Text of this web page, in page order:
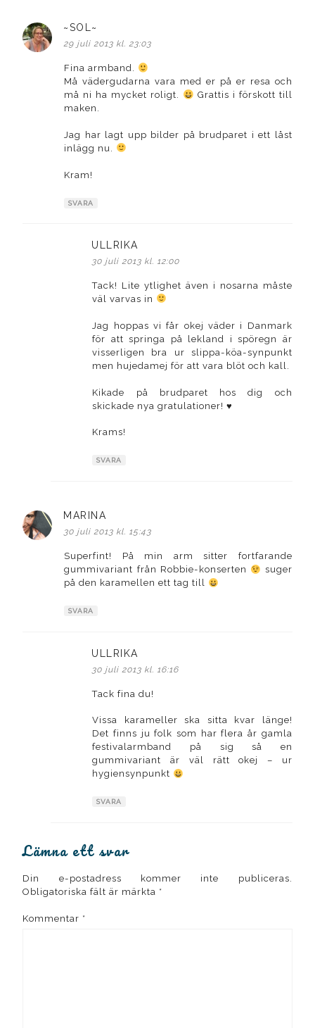
~SOL~
29 juli 2013 kl. 23:03
Fina armband.
Må vädergudarna vara med er på er resa och
må ni ha mycket roligt.
Grattis i förskott till
maken.
Jag har lagt upp bilder på brudparet i ett låst
inlägg nu.
Kram!
SVARA
ULLRIKA
30 juli 2013 kl. 12:00
Tack! Lite ytlighet även i nosarna måste
väl varvas in
Jag hoppas vi får okej väder i Danmark
för att springa på lekland i spöregn är
visserligen bra ur slippa-köa-synpunkt
men hujedamej för att vara blöt och kall.
Kikade på brudparet hos dig och
skickade nya gratulationer! ♥
Krams!
SVARA
MARINA
30 juli 2013 kl. 15:43
Superfint! På min arm sitter fortfarande
gummivariant från Robbie-konserten
suger
på den karamellen ett tag till
SVARA
ULLRIKA
30 juli 2013 kl. 16:16
Tack fina du!
Vissa karameller ska sitta kvar länge!
Det finns ju folk som har flera år gamla
festivalarmband på sig så en
gummivariant är väl rätt okej – ur
hygiensynpunkt
SVARA
Lämna ett svar
Din e-postadress kommer inte publiceras.
Obligatoriska fält är märkta *
Kommentar *